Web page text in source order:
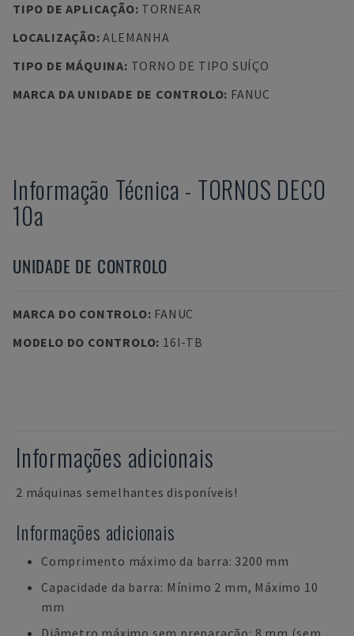
TIPO DE APLICAÇÃO: TORNEAR
LOCALIZAÇÃO:ALEMANHA
TIPO DE MÁQUINA: TORNO DE TIPO SUÍÇO
MARCA DA UNIDADE DE CONTROLO: FANUC
Informação Técnica - TORNOS DECO
10a
UNIDADE DE CONTROLO
MARCA DO CONTROLO: FANUC
MODELO DO CONTROLO: 16I-TB
Informações adicionais
2 máquinas semelhantes disponíveis!
Informações adicionais
Comprimento máximo da barra: 3200 mm
Capacidade da barra: Mínimo 2 mm, Máximo 10
mm
Diâmetro máximo sem preparação: 8 mm (sem